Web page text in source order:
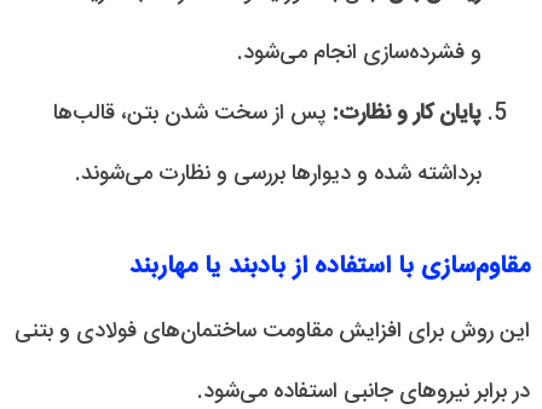
و فشرده‌سازی انجام می‌شود.
پایان کار و نظارت: پس از سخت شدن بتن، قالب‌ها
برداشته شده و دیوارها بررسی و نظارت می‌شوند.
مقاوم‌سازی با استفاده از بادبند یا مهاربند
این روش برای افزایش مقاومت ساختمان‌های فولادی و بتنی
در برابر نیروهای جانبی استفاده می‌شود.